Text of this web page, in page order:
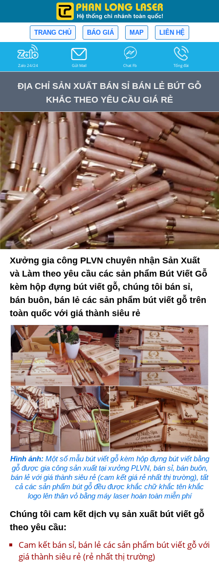
TRANG CHỦ BÁO GIÁ MAP LIÊN HỆ
Zalo 24/24 Gửi Mail Chat Fb Tổng đài
ĐỊA CHỈ SẢN XUẤT BÁN SỈ BÁN LẺ BÚT GỖ
KHẮC THEO YÊU CẦU GIÁ RẺ
Xưởng gia công PLVN chuyên nhận Sản Xuất
và Làm theo yêu cầu các sản phẩm Bút Viết Gỗ
kèm hộp đựng bút viết gỗ, chúng tôi bán sỉ,
bán buôn, bán lẻ các sản phẩm bút viết gỗ trên
toàn quốc với giá thành siêu rẻ
Hình ảnh:Một số mẫu bút viết gỗ kèm hộp đựng bút viết bằng
gỗ được gia công sản xuất tại xưởng PLVN, bán sỉ, bán buôn,
bán lẻ với giá thành siêu rẻ (cam kết giá rẻ nhất thị trường), tất
cả các sản phẩm bút gỗ đều được khắc chữ khắc tên khắc
logo lên thân vỏ bằng máy laser hoàn toàn miễn phí
Chúng tôi cam kết dịch vụ sản xuất bút viết gỗ
theo yêu cầu:
Cam kết bán sỉ, bán lẻ các sản phẩm bút viết gỗ với
giá thành siêu rẻ (rẻ nhất thị trường)